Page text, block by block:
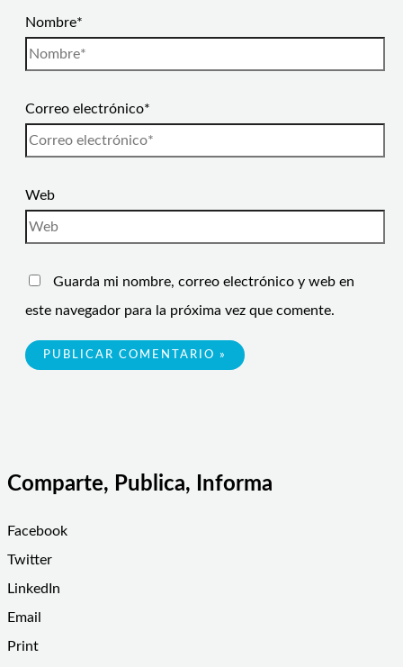
Nombre*
Correo electrónico*
Web
Guarda mi nombre, correo electrónico y web en
este navegador para la próxima vez que comente.
Comparte, Publica, Informa
Facebook
Twitter
LinkedIn
Email
Print